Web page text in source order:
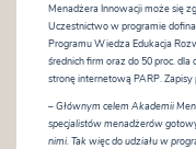
Menadżera Innowacji może się
Uczestnictwo w programie
Programu Wiedza Edukacja
średnich firm oraz do 50 proc. dla
stronę internetową PARP.
–Głównym celem Akademii
specjalistów menadżerów
nimi. Tak więc do udziału w